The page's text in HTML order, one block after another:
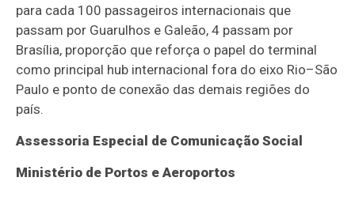
para cada 100 passageiros internacionais que
passam por Guarulhos e Galeão, 4 passam por
Brasília, proporção que reforça o papel do terminal
como principal hub internacional fora do eixo Rio–São
Paulo e ponto de conexão das demais regiões do
país.
Assessoria Especial de Comunicação Social
Ministério de Portos e Aeroportos